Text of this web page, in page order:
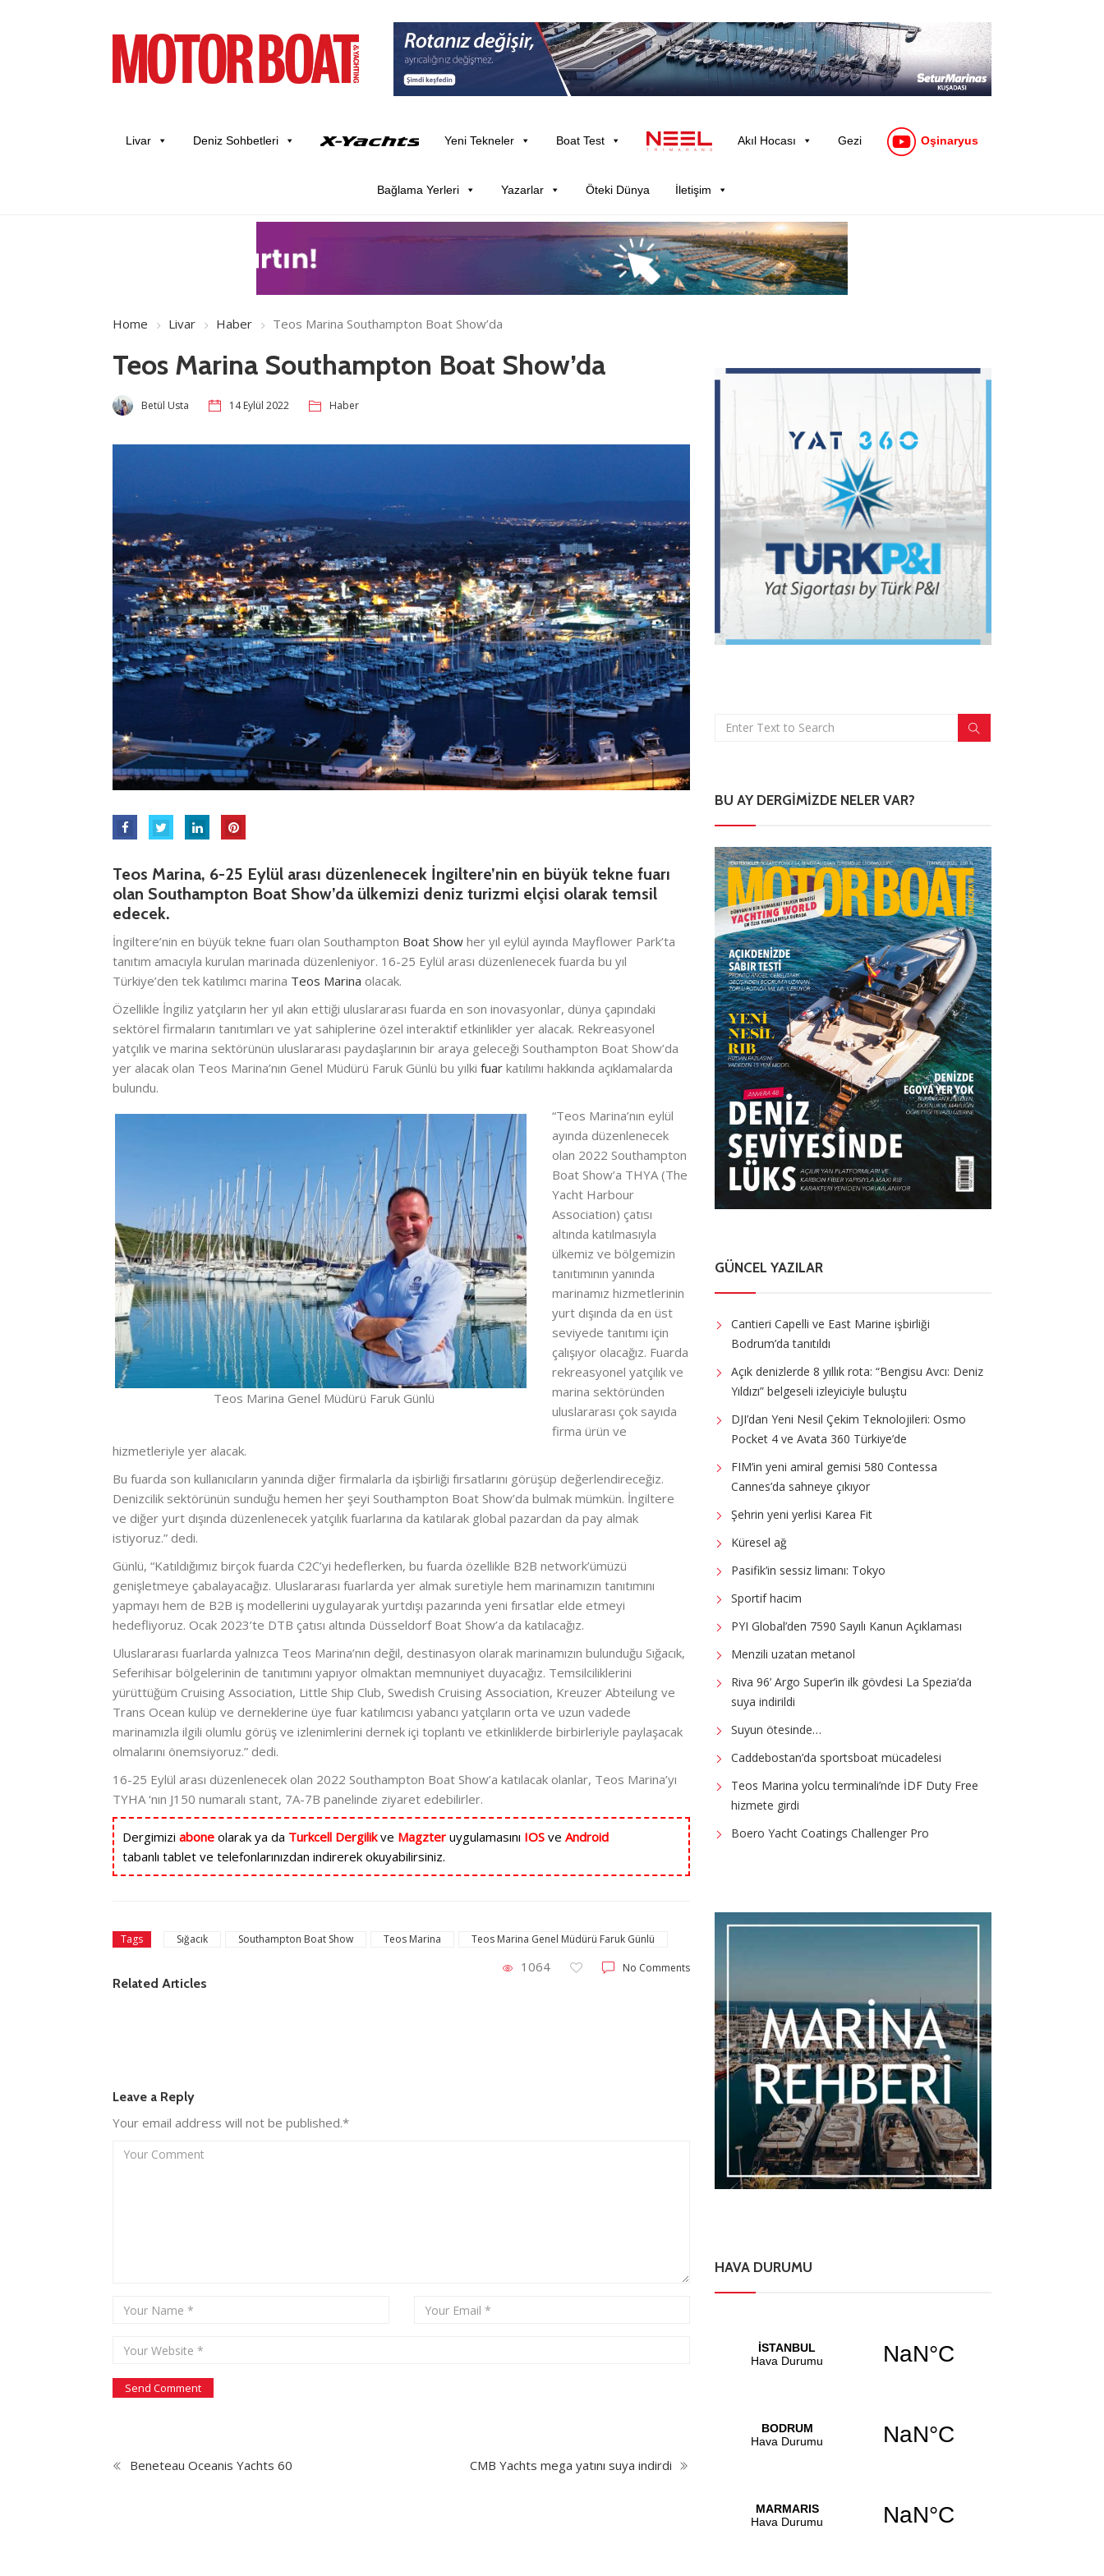
Livar Deniz Sohbetleri Yeni Tekneler Boat Test Akıl Hocası Gezi Oşinaryus
Bağlama Yerleri Yazarlar Öteki Dünya İletişim
Home Livar Haber Teos Marina Southampton Boat Show’da
Teos Marina Southampton Boat Show’da
Betül Usta 14 Eylül 2022 Haber
Teos Marina, 6-25 Eylül arası düzenlenecek İngiltere’nin en büyük tekne fuarı
olan Southampton Boat Show’da ülkemizi deniz turizmi elçisi olarak temsil
edecek.
İngiltere’nin en büyük tekne fuarı olan Southampton Boat Show her yıl eylül ayında Mayflower Park’ta
tanıtım amacıyla kurulan marinada düzenleniyor. 16-25 Eylül arası düzenlenecek fuarda bu yıl
Türkiye’den tek katılımcı marina Teos Marina olacak.
Özellikle İngiliz yatçıların her yıl akın ettiği uluslararası fuarda en son inovasyonlar, dünya çapındaki
sektörel firmaların tanıtımları ve yat sahiplerine özel interaktif etkinlikler yer alacak. Rekreasyonel
yatçılık ve marina sektörünün uluslararası paydaşlarının bir araya geleceği Southampton Boat Show’da
yer alacak olan Teos Marina’nın Genel Müdürü Faruk Günlü bu yılki fuar katılımı hakkında açıklamalarda
bulundu.
Teos Marina Genel Müdürü Faruk Günlü
“Teos Marina’nın eylül
ayında düzenlenecek
olan 2022 Southampton
Boat Show’a THYA (The
Yacht Harbour
Association) çatısı
altında katılmasıyla
ülkemiz ve bölgemizin
tanıtımının yanında
marinamız hizmetlerinin
yurt dışında da en üst
seviyede tanıtımı için
çalışıyor olacağız. Fuarda
rekreasyonel yatçılık ve
marina sektöründen
uluslararası çok sayıda
firma ürün ve
hizmetleriyle yer alacak.
Bu fuarda son kullanıcıların yanında diğer firmalarla da işbirliği fırsatlarını görüşüp değerlendireceğiz.
Denizcilik sektörünün sunduğu hemen her şeyi Southampton Boat Show’da bulmak mümkün. İngiltere
ve diğer yurt dışında düzenlenecek yatçılık fuarlarına da katılarak global pazardan da pay almak
istiyoruz.” dedi.
Günlü, “Katıldığımız birçok fuarda C2C’yi hedeflerken, bu fuarda özellikle B2B network’ümüzü
genişletmeye çabalayacağız. Uluslararası fuarlarda yer almak suretiyle hem marinamızın tanıtımını
yapmayı hem de B2B iş modellerini uygulayarak yurtdışı pazarında yeni fırsatlar elde etmeyi
hedefliyoruz. Ocak 2023’te DTB çatısı altında Düsseldorf Boat Show’a da katılacağız.
Uluslararası fuarlarda yalnızca Teos Marina’nın değil, destinasyon olarak marinamızın bulunduğu Sığacık,
Seferihisar bölgelerinin de tanıtımını yapıyor olmaktan memnuniyet duyacağız. Temsilciliklerini
yürüttüğüm Cruising Association, Little Ship Club, Swedish Cruising Association, Kreuzer Abteilung ve
Trans Ocean kulüp ve derneklerine üye fuar katılımcısı yabancı yatçıların orta ve uzun vadede
marinamızla ilgili olumlu görüş ve izlenimlerini dernek içi toplantı ve etkinliklerde birbirleriyle paylaşacak
olmalarını önemsiyoruz.” dedi.
16-25 Eylül arası düzenlenecek olan 2022 Southampton Boat Show’a katılacak olanlar, Teos Marina’yı
TYHA ‘nın J150 numaralı stant, 7A-7B panelinde ziyaret edebilirler.
Dergimizi abone olarak ya da Turkcell Dergilikve Magzter uygulamasını IOS ve Android
tabanlı tablet ve telefonlarınızdan indirerek okuyabilirsiniz.
Tags Sığacık Southampton Boat Show Teos Marina Teos Marina Genel Müdürü Faruk Günlü
1064 No Comments
Related Articles
Deniz Yıldızı” belgeseli izleyiciyle buluştu
DJI’dan Yeni Nesil Çekim Teknolojileri: Osmo
Leave a Reply
Your email address will not be published.*
Beneteau Oceanis Yachts 60 CMB Yachts mega yatını suya indirdi
BU AY DERGIMIZDE NELER VAR?
GÜNCEL YAZILAR
Cantieri Capelli ve East Marine işbirliği
Bodrum’da tanıtıldı
Açık denizlerde 8 yıllık rota: “Bengisu Avcı: Deniz
Yıldızı” belgeseli izleyiciyle buluştu
DJI’dan Yeni Nesil Çekim Teknolojileri: Osmo
Pocket 4 ve Avata 360 Türkiye’de
FIM’in yeni amiral gemisi 580 Contessa
Cannes’da sahneye çıkıyor
Şehrin yeni yerlisi Karea Fit
Küresel ağ
Pasifik’in sessiz limanı: Tokyo
Sportif hacim
PYI Global’den 7590 Sayılı Kanun Açıklaması
Menzili uzatan metanol
Riva 96’ Argo Super’in ilk gövdesi La Spezia’da
suya indirildi
Suyun ötesinde…
Caddebostan’da sportsboat mücadelesi
Teos Marina yolcu terminali’nde İDF Duty Free
hizmete girdi
Boero Yacht Coatings Challenger Pro
HAVA DURUMU